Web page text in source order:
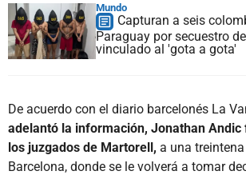
Mundo
Capturan a seis
Paraguay por secuestro
vinculado al 'gota a gota'
De acuerdo con el diario barcelonés La
adelantó la información, Jonathan Andic
los juzgados de Martorell, a una
Barcelona, donde se le volverá a tomar